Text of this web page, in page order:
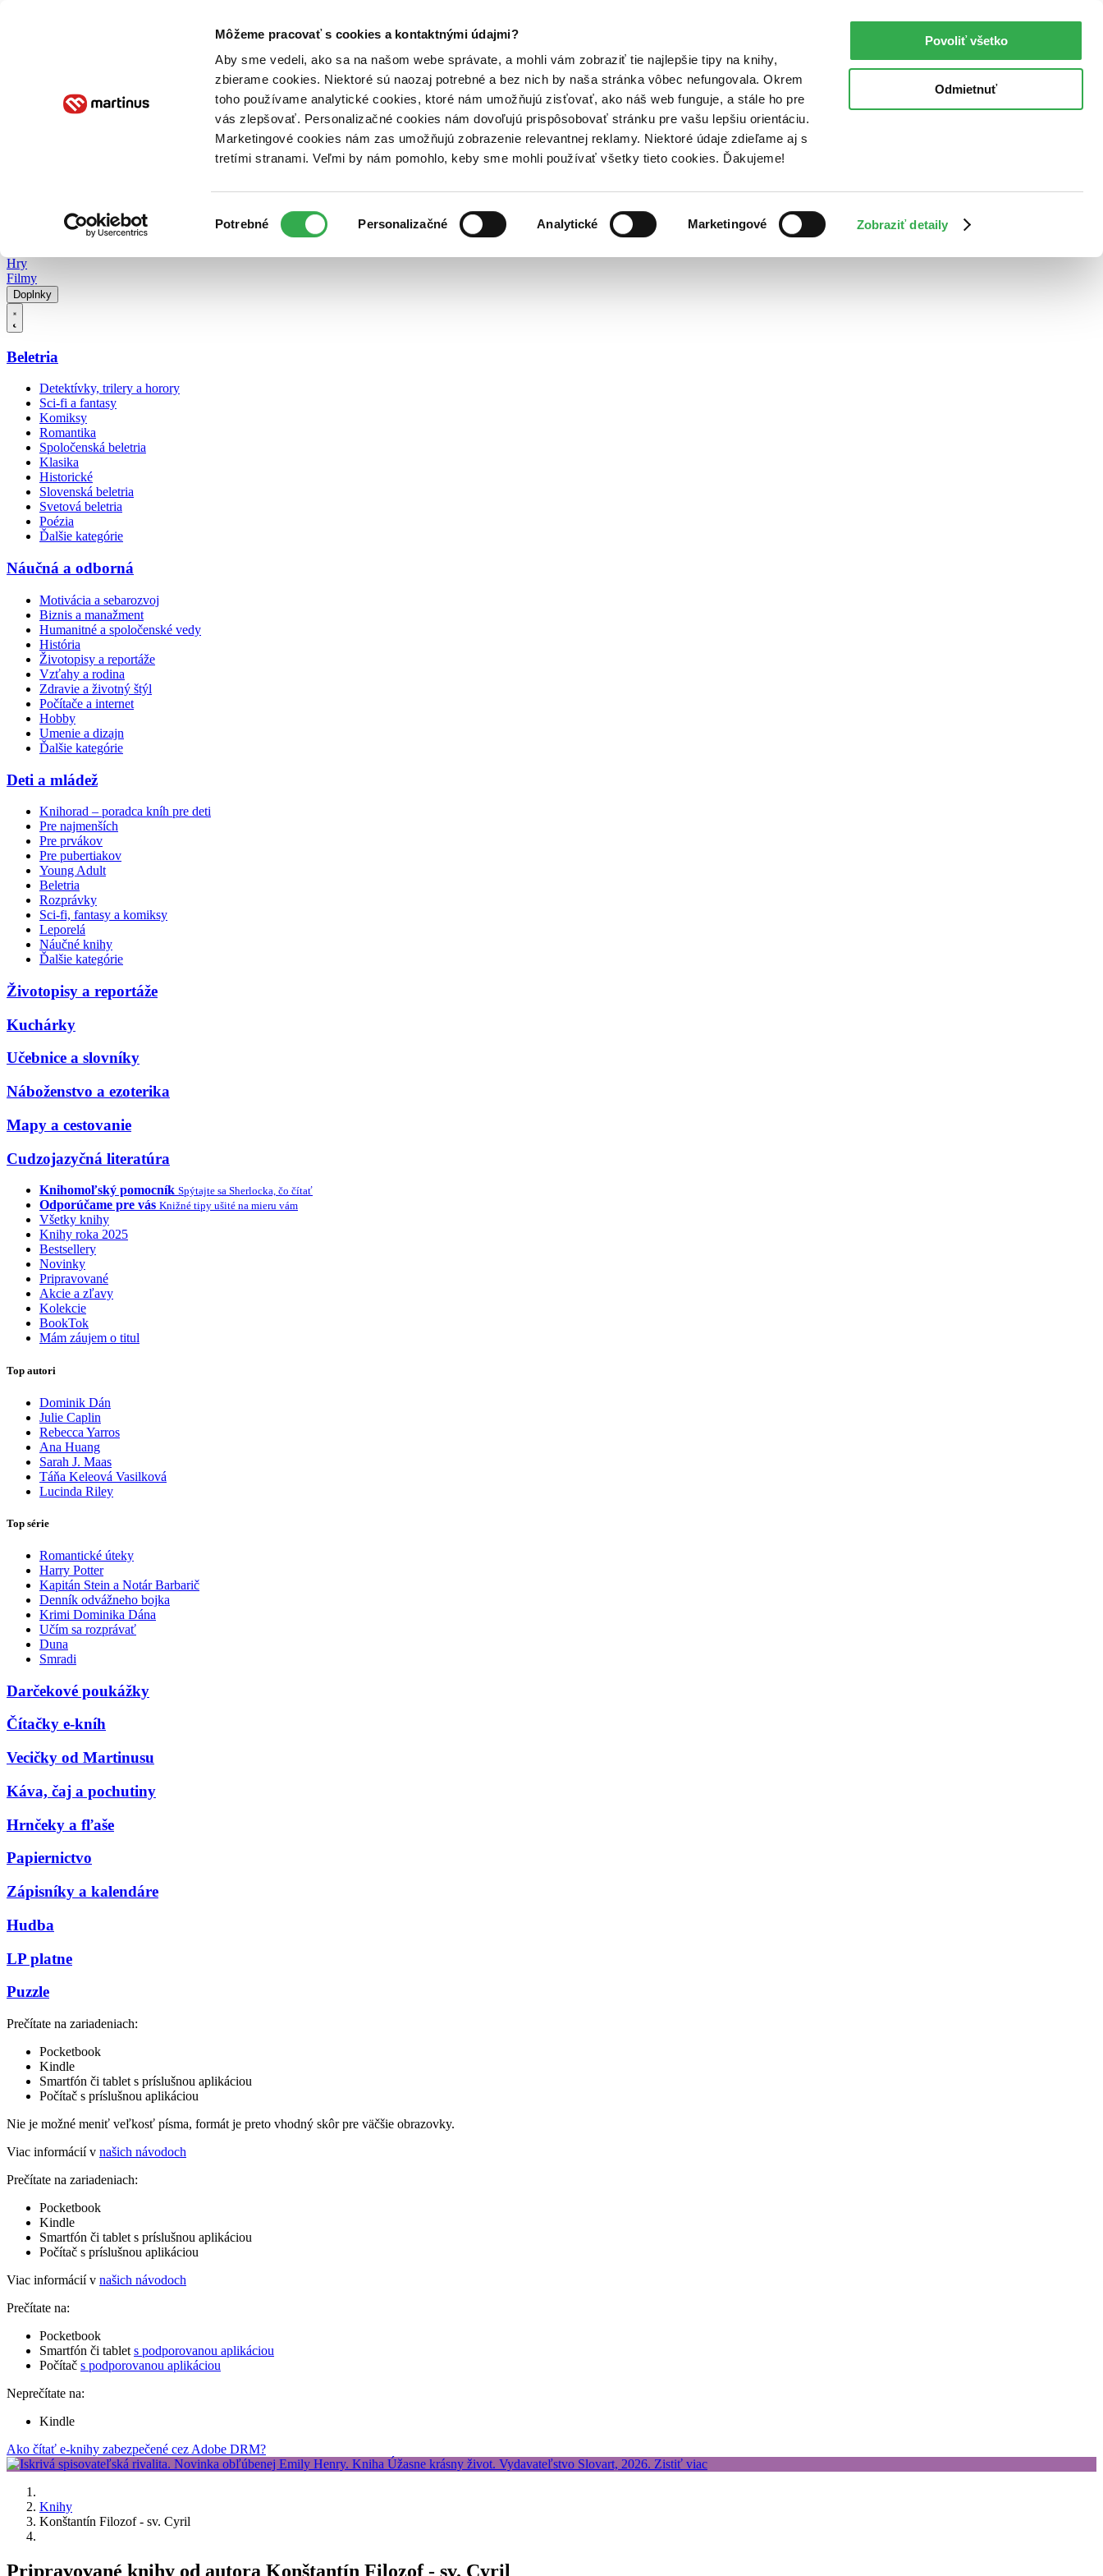
Môžeme pracovať s cookies a kontaktnými údajmi?
Aby sme vedeli, ako sa na našom webe správate, a mohli vám zobraziť tie najlepšie tipy na knihy,
zbierame cookies. Niektoré sú naozaj potrebné a bez nich by naša stránka vôbec nefungovala. Okrem
toho používame analytické cookies, ktoré nám umožňujú zisťovať, ako náš web funguje, a stále ho pre
vás zlepšovať. Personalizačné cookies nám dovoľujú prispôsobovať stránku pre vašu lepšiu orientáciu.
Marketingové cookies nám zas umožňujú zobrazenie relevantnej reklamy. Niektoré údaje zdieľame aj s
tretími stranami. Veľmi by nám pomohlo, keby sme mohli používať všetky tieto cookies. Ďakujeme!
súhlasu
Potrebné Personalizačné Analytické Marketingové Zobraziť detaily
Povoliť všetko
Odmietnuť
Poukážky Kontakt
Hry
Filmy
Doplnky
Beletria
Detektívky, trilery a horory
Sci-fi a fantasy
Komiksy
Romantika
Spoločenská beletria
Klasika
Historické
Slovenská beletria
Svetová beletria
Poézia
Ďalšie kategórie
Náučná a odborná
Motivácia a sebarozvoj
Biznis a manažment
Humanitné a spoločenské vedy
História
Životopisy a reportáže
Vzťahy a rodina
Zdravie a životný štýl
Počítače a internet
Hobby
Umenie a dizajn
Ďalšie kategórie
Deti a mládež
Knihorad – poradca kníh pre deti
Pre najmenších
Pre prvákov
Pre pubertiakov
Young Adult
Beletria
Rozprávky
Sci-fi, fantasy a komiksy
Leporelá
Náučné knihy
Ďalšie kategórie
Životopisy a reportáže
Kuchárky
Učebnice a slovníky
Náboženstvo a ezoterika
Mapy a cestovanie
Cudzojazyčná literatúra
Knihomoľský pomocník Spýtajte sa Sherlocka, čo čítať
Odporúčame pre vás Knižné tipy ušité na mieru vám
Všetky knihy
Knihy roka 2025
Bestsellery
Novinky
Pripravované
Akcie a zľavy
Kolekcie
BookTok
Mám záujem o titul
Top autori
Dominik Dán
Julie Caplin
Rebecca Yarros
Ana Huang
Sarah J. Maas
Táňa Keleová Vasilková
Lucinda Riley
Top série
Romantické úteky
Harry Potter
Kapitán Stein a Notár Barbarič
Denník odvážneho bojka
Krimi Dominika Dána
Učím sa rozprávať
Duna
Smradi
Darčekové poukážky
Čítačky e-kníh
Vecičky od Martinusu
Káva, čaj a pochutiny
Hrnčeky a fľaše
Papiernictvo
Zápisníky a kalendáre
Hudba
LP platne
Puzzle
Prečítate na zariadeniach:
Pocketbook
Kindle
Smartfón či tablet s príslušnou aplikáciou
Počítač s príslušnou aplikáciou
Nie je možné meniť veľkosť písma, formát je preto vhodný skôr pre väčšie obrazovky.
Viac informácií v našich návodoch
Prečítate na zariadeniach:
Pocketbook
Kindle
Smartfón či tablet s príslušnou aplikáciou
Počítač s príslušnou aplikáciou
Viac informácií v našich návodoch
Prečítate na:
Pocketbook
Smartfón či tablet s podporovanou aplikáciou
Počítač s podporovanou aplikáciou
Neprečítate na:
Kindle
Ako čítať e-knihy zabezpečené cez Adobe DRM?
Knihy
Konštantín Filozof - sv. Cyril
Pripravované knihy od autora Konštantín Filozof - sv. Cyril